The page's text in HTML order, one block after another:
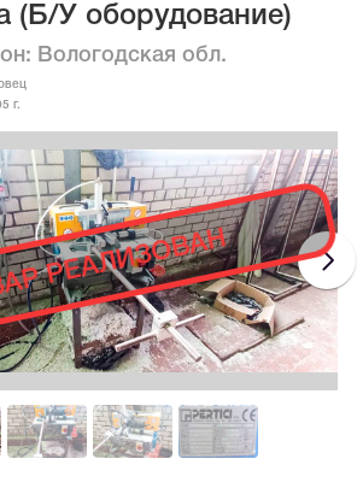
(Б/У оборудование)
Вологодская обл.
г.
РЕАЛИЗОВАН